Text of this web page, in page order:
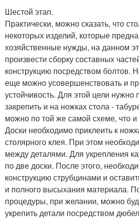
Шестой этап.
Практически, можно сказать, что
некоторых изделий, которые
хозяйственные нужды, на данном
произвести сборку составных
конструкцию посредством болтов.
еще можно усовершенствовать и
устойчивость. Для этой цели нужно
закрепить и на ножках стола -
можно по той же самой схеме, что
Доски необходимо приклеить к
столярного клея. При этом
между деталями. Для укрепления
по две доски. После этого,
конструкцию струбцинами и
и полного высыхания материала.
процедуры, при желании, можно
укрепить детали посредством